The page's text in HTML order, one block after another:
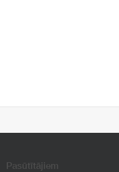
Pasūtītājiem